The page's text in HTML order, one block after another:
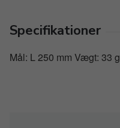
Specifikationer
Mål: L 250 mm Vægt: 33 g